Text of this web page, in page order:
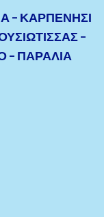
– ΚΑΡΠΕΝΗΣΙ
–
– ΠΑΡΑΛΙΑ